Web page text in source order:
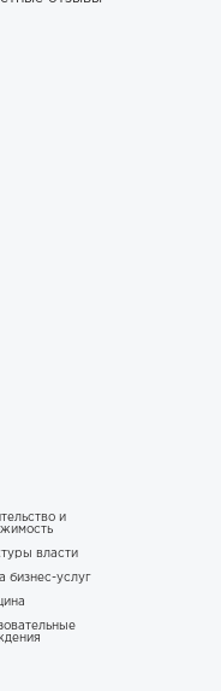
и
власти
бизнес-услуг